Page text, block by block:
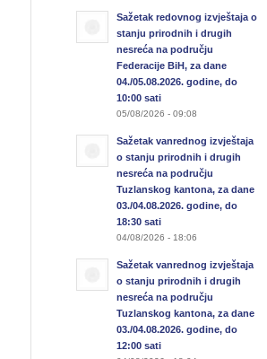
Sažetak redovnog izvještaja o
stanju prirodnih i drugih
nesreća na području
Federacije BiH, za dane
04./05.08.2026. godine, do
10:00 sati
05/08/2026 - 09:08
Sažetak vanrednog izvještaja
o stanju prirodnih i drugih
nesreća na području
Tuzlanskog kantona, za dane
03./04.08.2026. godine, do
18:30 sati
04/08/2026 - 18:06
Sažetak vanrednog izvještaja
o stanju prirodnih i drugih
nesreća na području
Tuzlanskog kantona, za dane
03./04.08.2026. godine, do
12:00 sati